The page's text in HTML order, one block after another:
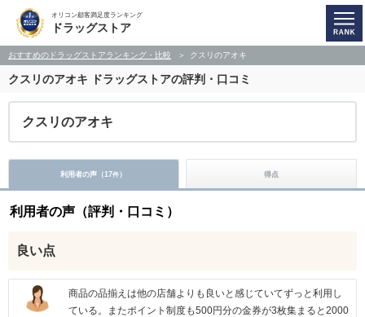
オリコン顧客満足度ランキング
ドラッグストア
おすすめのドラッグストアランキング・比較 クスリのアオキ
クスリのアオキ ドラッグストアの評判・口コミ
クスリのアオキ
利用者の声（17件） 得点
利用者の声（評判・口コミ）
良い点
商品の品揃えは他の店舗よりも良いと感じていてずっと利用し
ている。またポイント制度も500円分の金券が3枚集まると2000